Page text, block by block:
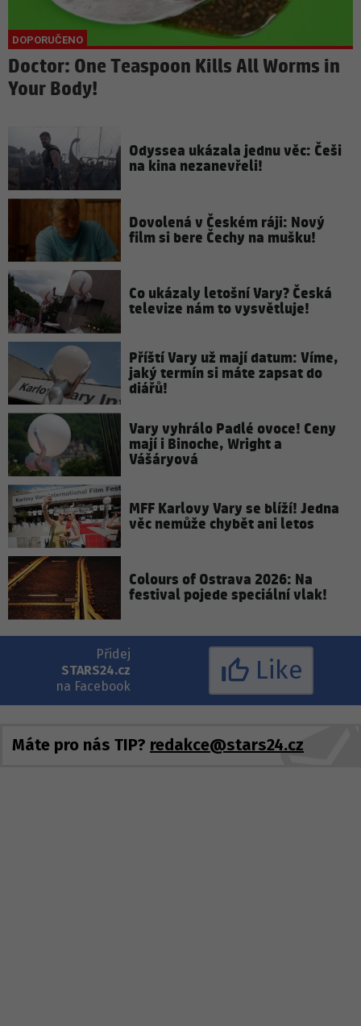
Doctor: One Teaspoon Kills All Worms in
Your Body!
Odyssea ukázala jednu věc: Češi
na kina nezanevřeli!
Dovolená v Českém ráji: Nový
film si bere Čechy na mušku!
Co ukázaly letošní Vary? Česká
televize nám to vysvětluje!
Příští Vary už mají datum: Víme,
jaký termín si máte zapsat do
diářů!
Vary vyhrálo Padlé ovoce! Ceny
mají i Binoche, Wright a
Vášáryová
MFF Karlovy Vary se blíží! Jedna
věc nemůže chybět ani letos
Colours of Ostrava 2026: Na
festival pojede speciální vlak!
Přidej
STARS24.cz
na Facebook
Like
Máte pro nás TIP? redakce@stars24.cz